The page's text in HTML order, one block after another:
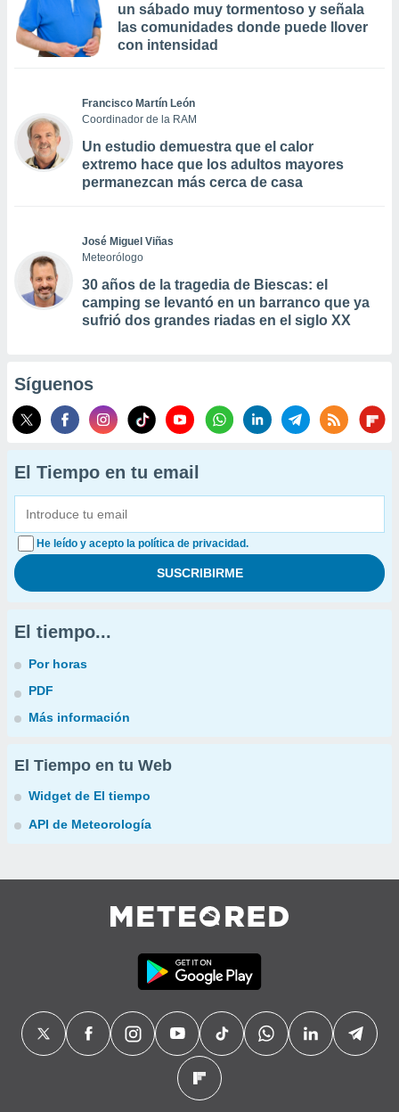
un sábado muy tormentoso y señala
las comunidades donde puede llover
con intensidad
Francisco Martín León
Coordinador de la RAM
Un estudio demuestra que el calor
extremo hace que los adultos mayores
permanezcan más cerca de casa
José Miguel Viñas
Meteorólogo
30 años de la tragedia de Biescas: el
camping se levantó en un barranco que ya
sufrió dos grandes riadas en el siglo XX
Síguenos
El Tiempo en tu email
He leído y acepto la política de privacidad.
El tiempo...
Por horas
PDF
Más información
El Tiempo en tu Web
Widget de El tiempo
API de Meteorología